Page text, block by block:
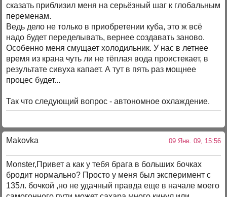
сказать приблизил меня на серьёзный шаг к глобальным
переменам.
Ведь дело не только в приобретении куба, это ж всё
надо будет переделывать, вернее создавать заново.
Особенно меня смущает холодильник. У нас в летнее
время из крана чуть ли не тёплая вода проистекает, в
результате сивуха капает. А тут в пять раз мощнее
процес будет...
Так что следующий вопрос - автономное охлаждение.
Makovka 09 Янв. 09, 15:56
Monster,Привет а как у тебя брага в больших бочках
бродит нормально? Просто у меня был эксперимент с
135л. бочкой ,но не удачный правда еще в начале моего